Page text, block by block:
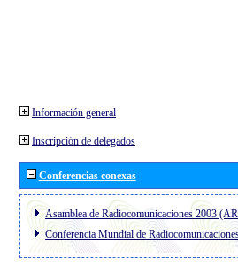
Información general
Inscripción de delegados
Conferencias conexas
Asamblea de Radiocomunicaciones 2003
Conferencia Mundial de